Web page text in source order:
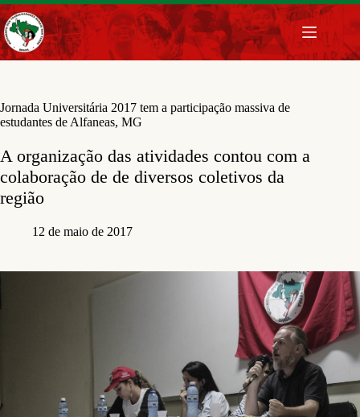
Pular
para
o
conteúdo
Jornada Universitária 2017 tem a participação massiva de
estudantes de Alfaneas, MG
A organização das atividades contou com a
colaboração de de diversos coletivos da
região
12 de maio de 2017